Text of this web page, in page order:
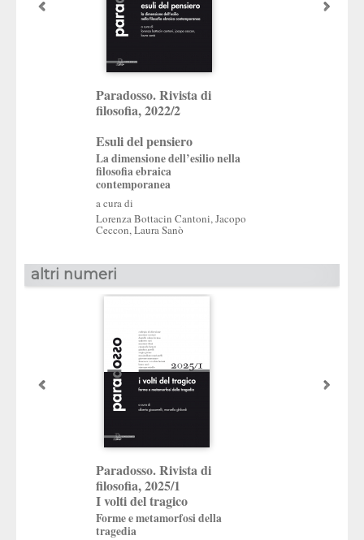
Paradosso. Rivista di
filosofia, 2022/2
Esuli del pensiero
La dimensione dell’esilio nella
filosofia ebraica
contemporanea
a cura di
Lorenza Bottacin Cantoni,Jacopo
Ceccon,Laura Sanò
altri numeri
Paradosso. Rivista di
filosofia, 2025/1
I volti del tragico
Forme e metamorfosi della
tragedia